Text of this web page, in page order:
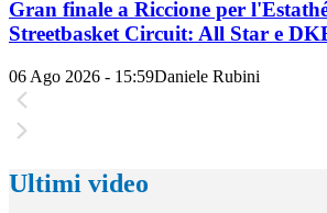
Gran finale a Riccione per
Streetbasket Circuit: All Star e
06 Ago 2026 - 15:59Daniele Rubini
Ultimi video